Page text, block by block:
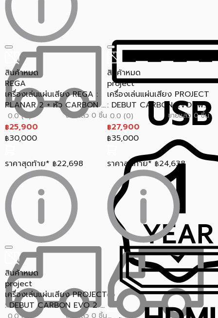
สินค้าหมด
REGA
เครื่องเล่นแผ่นเสียง REGA :
PLANAR 2 + หัว CARBON ...
0.0 (0) ขายแล้ว 0 ชิ้น
฿25,900
฿30,000
ราคาสุดท้าย* ฿22,698
สินค้าหมด
project
เครื่องเล่นแผ่นเสียง PROJECT
: DEBUT CARBON EVO (พ...
0.0 (0) ขายแล้ว 0 ชิ้น
฿27,900
฿35,000
ราคาสุดท้าย* ฿24,638
สินค้าหมด
project
เครื่องเล่นแผ่นเสียง PROJECT
: DEBUT CARBON EVO 2 ...
ขายแล้ว 0 ชิ้น